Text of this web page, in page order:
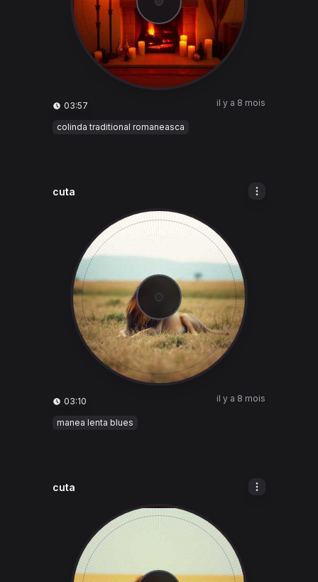
03:57 il y a 8 mois
colinda traditional romaneasca
cuta
03:10 il y a 8 mois
manea lenta blues
cuta